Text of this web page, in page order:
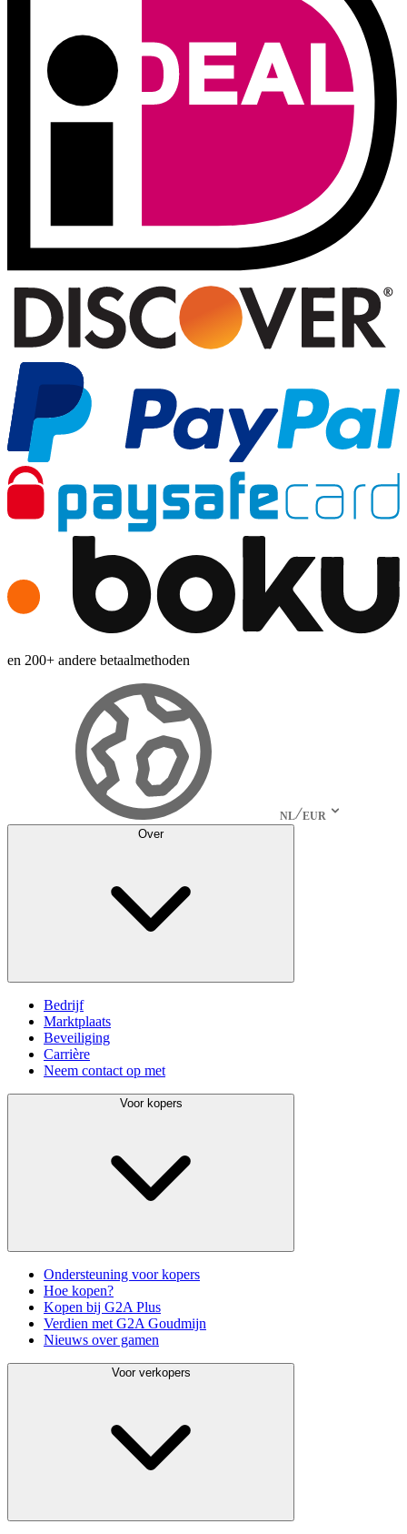
en 200+ andere betaalmethoden
NL EUR
Over
Bedrijf
Marktplaats
Beveiliging
Carrière
Neem contact op met
Voor kopers
Ondersteuning voor kopers
Hoe kopen?
Kopen bij G2A Plus
Verdien met G2A Goudmijn
Nieuws over gamen
Voor verkopers